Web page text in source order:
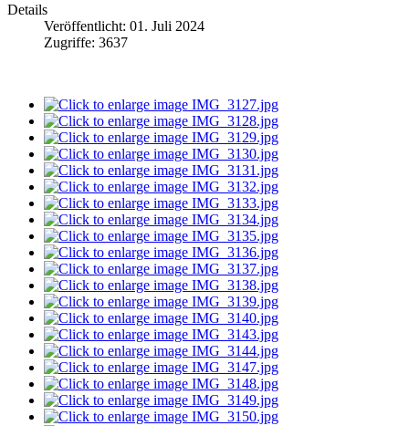
Details
Veröffentlicht: 01. Juli 2024
Zugriffe: 3637